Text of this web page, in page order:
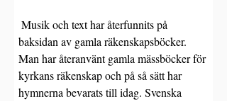
baksidan av gamla räkenskapsböcker.
Man har återanvänt gamla mässböcker för
kyrkans räkenskap och på så sätt har
hymnerna bevarats till idag. Svenska